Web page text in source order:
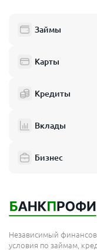
Займы
Карты
Кредиты
Вклады
Бизнес
Независимый
условия по займам,